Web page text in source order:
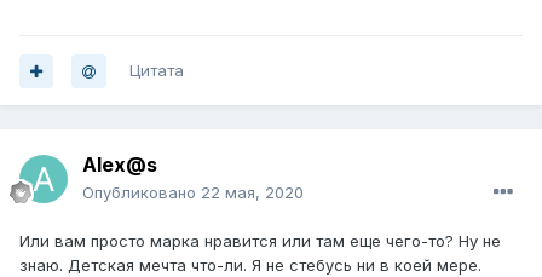
Цитата
Alex@s
Опубликовано 22 мая, 2020
Или вам просто марка нравится или там еще чего-то? Ну не
знаю. Детская мечта что-ли. Я не стебусь ни в коей мере.